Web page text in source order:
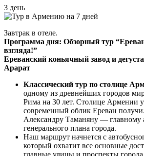
3 день
Завтрак в отеле.
Программа дня: Обзорный тур
взгляда!”
Ереванский коньячный завод и
Арарат
Классический тур по столице
одному из древнейших городов
Рима на 30 лет. Столице Армении
современный облик Ереван
Александру Таманяну — главному
генерального плана города.
Наш маршрут начнется с
который охватит все основные
главные улицы и проспекты города.